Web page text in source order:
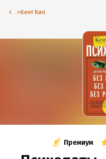
⭐️Кент Кил
Премиум